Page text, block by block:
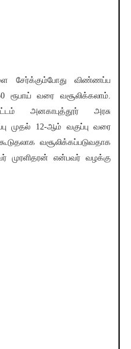
சேர்க்கும்போது விண்ணப்ப
ரூபாய் வரை வசூலிக்கலாம்.
அனகாபுத்தூர் அரசு
முதல் 12-ஆம் வகுப்பு வரை
வசூலிக்கப்படுவதாக
முரளிதரன் என்பவர் வழக்கு